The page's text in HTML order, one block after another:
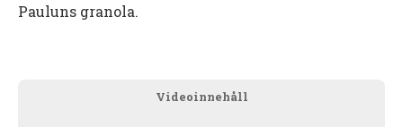
Pauluns granola.
Videoinnehåll